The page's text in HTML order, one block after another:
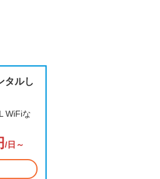
タルし
WiFiな
/日～